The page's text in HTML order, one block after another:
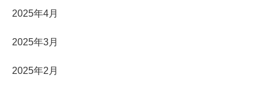
2025年4月
2025年3月
2025年2月